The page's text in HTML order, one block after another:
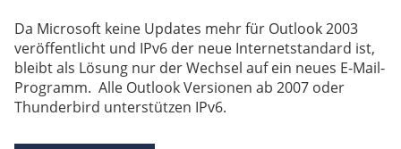
Da Microsoft keine Updates mehr für Outlook 2003
veröffentlicht und IPv6 der neue Internetstandard ist,
bleibt als Lösung nur der Wechsel auf ein neues E-Mail-
Programm. Alle Outlook Versionen ab 2007 oder
Thunderbird unterstützen IPv6.